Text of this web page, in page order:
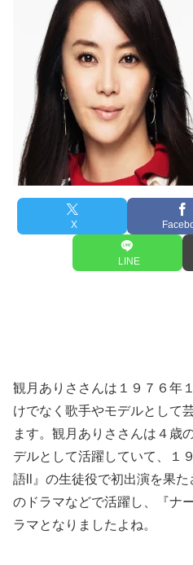
X
LINE
観月ありささんは１９７６年
けでなく歌手やモデルとして
ます。観月ありささんは４歳
デルとして活躍していて、１
語ll』の生徒役で初出演を果
のドラマなどで活躍し、『ナ
ラマとなりましたよね。